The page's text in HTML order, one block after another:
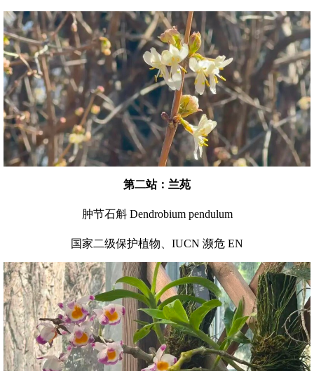
第二站：兰苑
肿节石斛 Dendrobium pendulum
国家二级保护植物、IUCN 濒危 EN